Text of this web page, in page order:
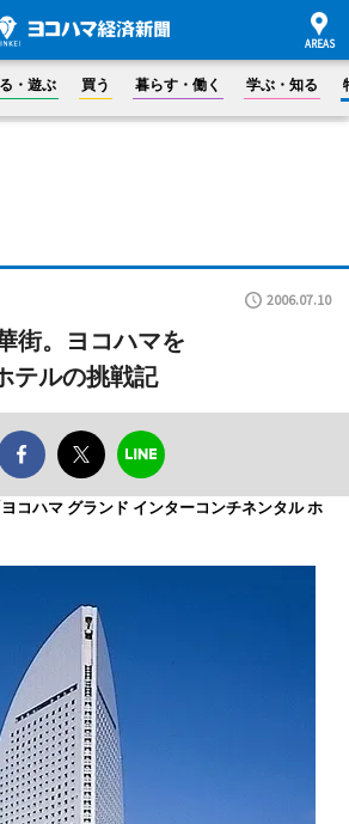
・遊ぶ 買う 暮らす・働く 学ぶ・知る
2006.07.10
街。ヨコハマを
テルの挑戦記
コハマ グランド インターコンチネンタル ホ